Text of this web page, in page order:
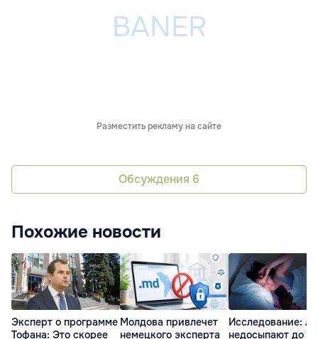
Разместить рекламу на сайте
Обсуждения 6
Похожие новости
Эксперт о программе
Тофана: Это скорее
Молдова привлечет
немецкого эксперта
Исследование:
недосыпают до